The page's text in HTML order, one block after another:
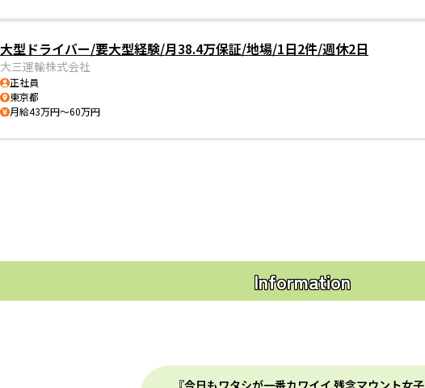
大型ドライバー/要大型経験/月38.4万保証/地場/1日2件/週休2日
大三運輸株式会社
正社員
東京都
月給43万円～60万円
Information
『今日もワタシが一番カワイイ 残念マウント女子